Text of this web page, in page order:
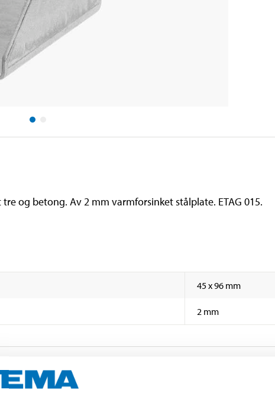
og betong. Av 2 mm varmforsinket stålplate. ETAG 015.
45 x 96 mm
2 mm
og øvrige dokumenter